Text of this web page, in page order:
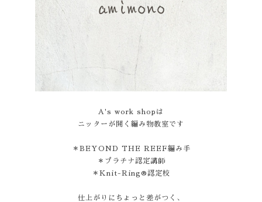
A's work shopは
ニッターが開く編み物教室です
＊BEYOND THE REEF編み手
＊プラチナ認定講師
＊Knit-Ring®認定校
仕上がりにちょっと差がつく、